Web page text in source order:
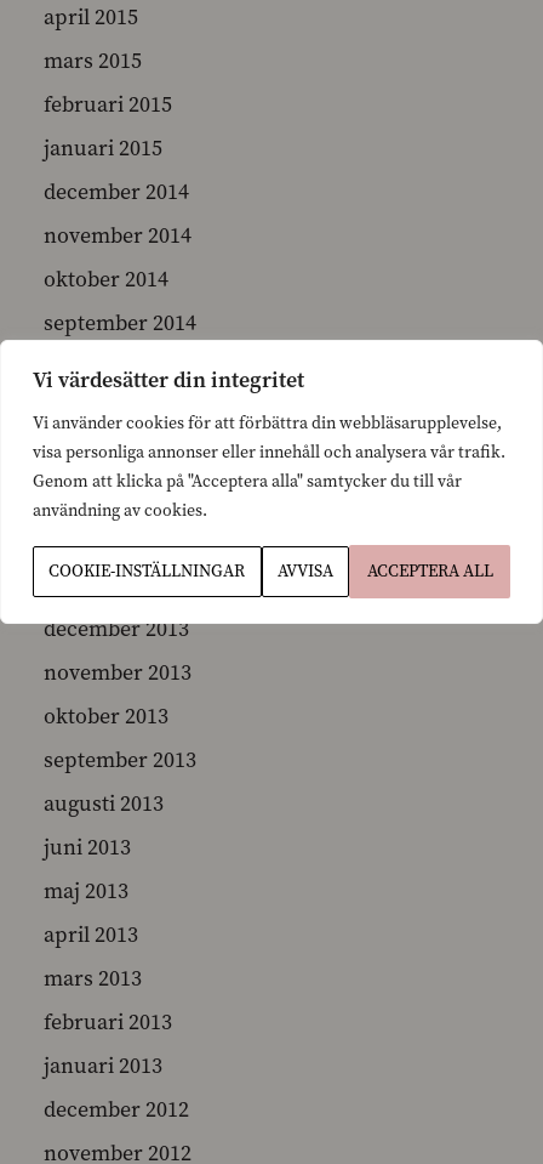
Vi värdesätter din integritet
Vi använder cookies för att förbättra din webbläsarupplevelse,
visa personliga annonser eller innehåll och analysera vår trafik.
Genom att klicka på "Acceptera alla" samtycker du till vår
användning av cookies.
COOKIE-INSTÄLLNINGAR AVVISA ACCEPTERA ALL
april 2015
mars 2015
februari 2015
januari 2015
december 2014
november 2014
oktober 2014
september 2014
juni 2014
maj 2014
april 2014
mars 2014
februari 2014
januari 2014
december 2013
november 2013
oktober 2013
september 2013
augusti 2013
juni 2013
maj 2013
april 2013
mars 2013
februari 2013
januari 2013
december 2012
november 2012